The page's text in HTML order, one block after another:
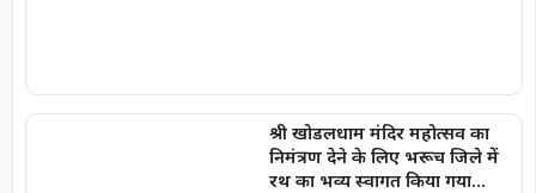
श्री खोडलधाम मंदिर महोत्सव का
निमंत्रण देने के लिए भरूच जिले में
रथ का भव्य स्वागत किया गया…